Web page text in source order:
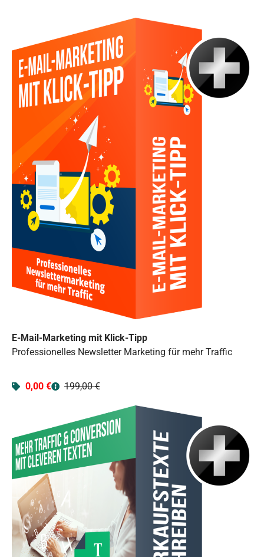
E-Mail-Marketing mit Klick-Tipp
Professionelles Newsletter Marketing für mehr Traffic
0,00 € 199,00 €